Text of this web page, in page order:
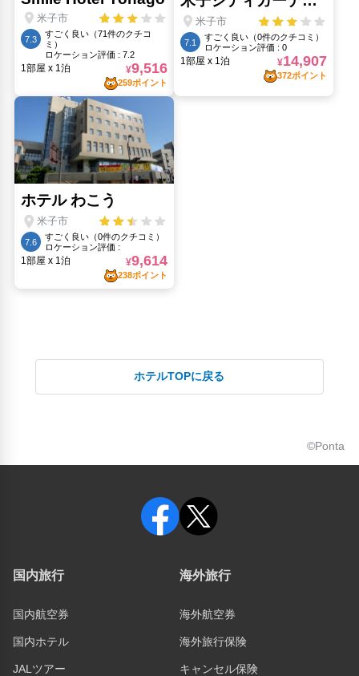
ホテルTOPに戻る
©Ponta
国内旅行
国内航空券
国内ホテル
JALツアー
海外旅行
海外航空券
海外旅行保険
キャンセル保険